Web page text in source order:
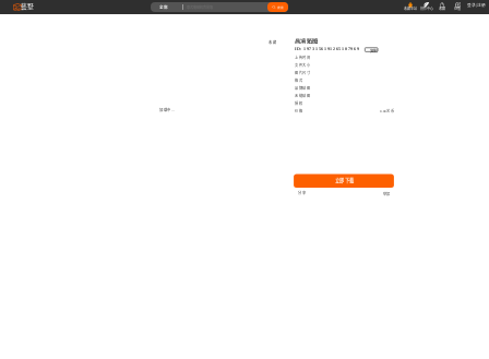
藝墅 全部 搜索 收藏本站 创作中心 收藏 充值
登录 |注册
加载中...
收藏 高清贴图
ID: 1973156191265107969 复制
上传时间
文件大小
图片尺寸
格式
品牌贴图
无缝贴图
授权
价格 0.00艺币
立即下载
分享 举报